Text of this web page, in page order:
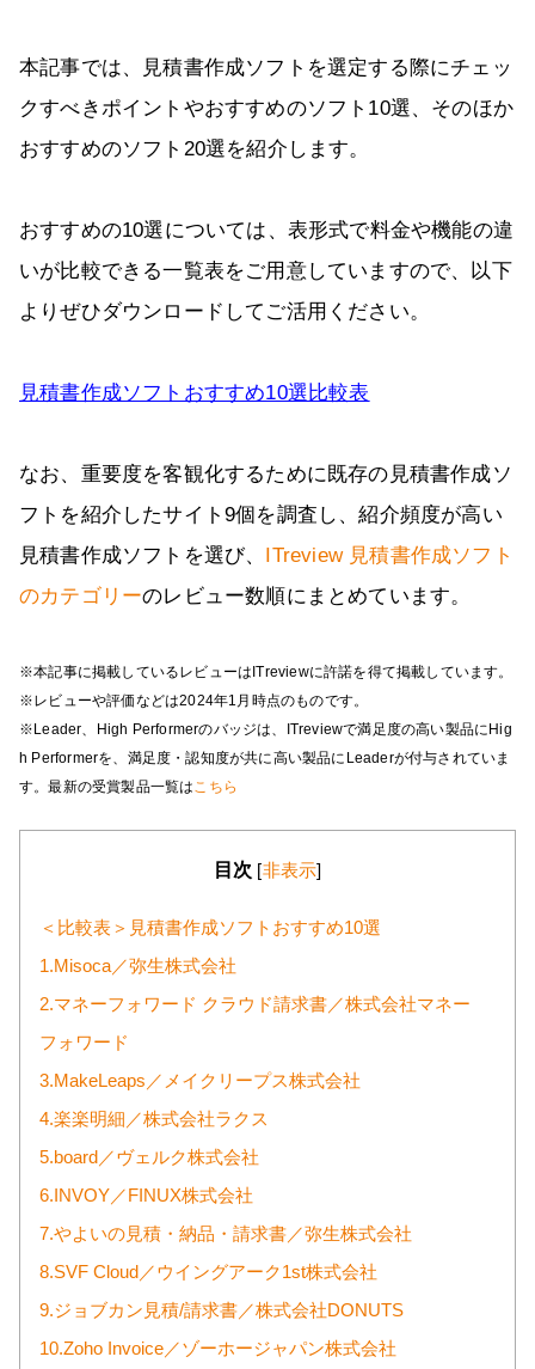
本記事では、見積書作成ソフトを選定する際にチェッ
クすべきポイントやおすすめのソフト10選、そのほか
おすすめのソフト20選を紹介します。
おすすめの10選については、表形式で料金や機能の違
いが比較できる一覧表をご用意していますので、以下
よりぜひダウンロードしてご活用ください。
見積書作成ソフトおすすめ10選比較表
なお、重要度を客観化するために既存の見積書作成ソ
フトを紹介したサイト9個を調査し、紹介頻度が高い
見積書作成ソフトを選び、
ITreview 見積書作成ソフト
のカテゴリーのレビュー数順にまとめています。
※本記事に掲載しているレビューはITreviewに許諾を得て掲載しています。
※レビューや評価などは2024年1月時点のものです。
※Leader、High Performerのバッジは、ITreviewで満足度の高い製品にHig
h Performerを、満足度・認知度が共に高い製品にLeaderが付与されていま
す。最新の受賞製品一覧はこちら
目次 [非表示]
＜比較表＞見積書作成ソフトおすすめ10選
1.Misoca／弥生株式会社
2.マネーフォワード クラウド請求書／株式会社マネー
フォワード
3.MakeLeaps／メイクリープス株式会社
4.楽楽明細／株式会社ラクス
5.board／ヴェルク株式会社
6.INVOY／FINUX株式会社
7.やよいの見積・納品・請求書／弥生株式会社
8.SVF Cloud／ウイングアーク1st株式会社
9.ジョブカン見積/請求書／株式会社DONUTS
10.Zoho Invoice／ゾーホージャパン株式会社